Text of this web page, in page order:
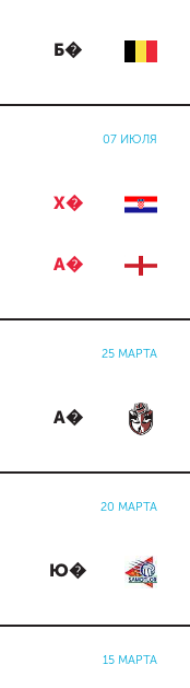
Б�
07 ИЮЛЯ
Х�
А�
25 МАРТА
А�
20 МАРТА
Ю�
15 МАРТА